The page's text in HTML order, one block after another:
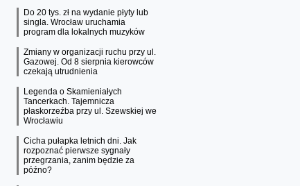
Do 20 tys. zł na wydanie płyty lub
singla. Wrocław uruchamia
program dla lokalnych muzyków
Zmiany w organizacji ruchu przy ul.
Gazowej. Od 8 sierpnia kierowców
czekają utrudnienia
Legenda o Skamieniałych
Tancerkach. Tajemnicza
płaskorzeźba przy ul. Szewskiej we
Wrocławiu
Cicha pułapka letnich dni. Jak
rozpoznać pierwsze sygnały
przegrzania, zanim będzie za
późno?